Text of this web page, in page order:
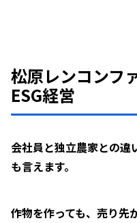
松原レンコンフ
ESG経営
会社員と独立農家との違
も言えます。
作物を作っても、売り先